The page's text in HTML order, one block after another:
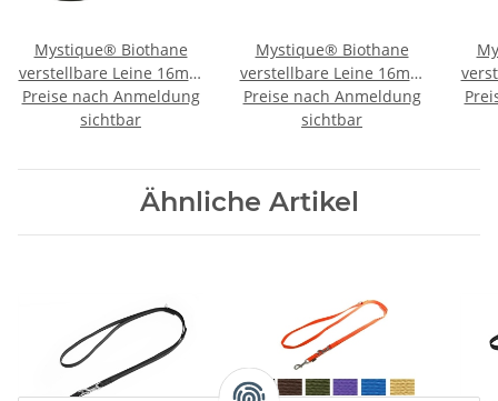
Mystique® Biothane
verstellbare Leine 16mm
schwarz 300cm
Preise nach Anmeldung
sichtbar
Mystique® Biothane
verstellbare Leine 16mm
neon pink 300cm
Preise nach Anmeldung
sichtbar
Ähnliche Artikel